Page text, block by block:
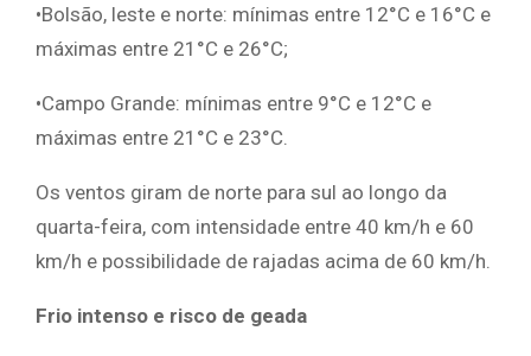
•Bolsão, leste e norte: mínimas entre 12°C e 16°C e
máximas entre 21°C e 26°C;
•Campo Grande: mínimas entre 9°C e 12°C e
máximas entre 21°C e 23°C.
Os ventos giram de norte para sul ao longo da
quarta-feira, com intensidade entre 40 km/h e 60
km/h e possibilidade de rajadas acima de 60 km/h.
Frio intenso e risco de geada